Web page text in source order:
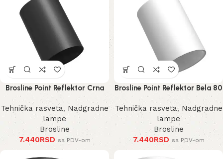
Brosline Point Reflektor Crna
80 mm 170 mm 2288 mm
Tehnička rasveta, Nadgradne
lampe
Brosline
7.440RSD sa PDV-om
Brosline Point Reflektor Bela 80
mm 170 mm 2289 mm
Tehnička rasveta, Nadgradne
lampe
Brosline
7.440RSD sa PDV-om